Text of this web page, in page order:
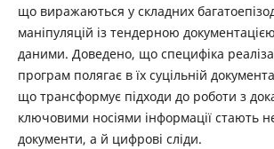
що виражаються у складних
маніпуляцій із тендерною
даними. Доведено, що специфіка
програм полягає в їх суцільній
що трансформує підходи до роботи з
ключовими носіями інформації стають
документи, а й цифрові сліди.